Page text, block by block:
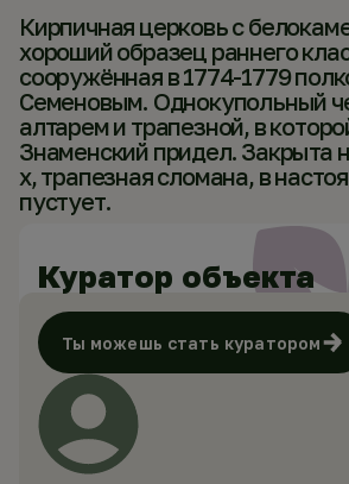
Кирпичная церковь с
хороший образец раннего
сооружённая в 1774-1779
Семеновым. Однокупольный
алтарем и трапезной, в
Знаменский придел. Закрыта
х, трапезная сломана, в
пустует.
Куратор объекта
Ты можешь стать куратором